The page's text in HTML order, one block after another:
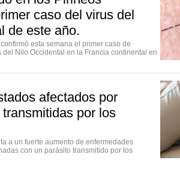
caso del virus del
de este año.
esta semana el primer caso de
Nilo Occidental en la Francia continental en
afectados por
por los
a un fuerte aumento de enfermedades
con un parásito transmitido por los